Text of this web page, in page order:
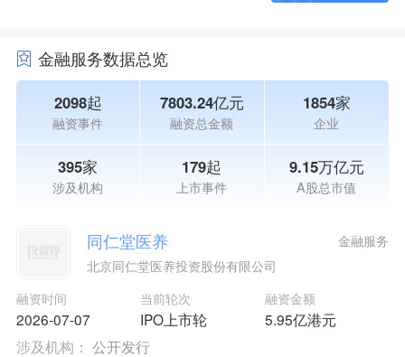
金融服务数据总览
2098起
融资事件
7803.24亿元
融资总金额
1854家
企业
395家
涉及机构
179起
上市事件
9.15万亿元
A股总市值
同仁堂医养
北京同仁堂医养投资股份有限公司
融资时间
2026-07-07
当前轮次
IPO上市轮
融资金额
5.95亿港元
金融服务
涉及机构： 公开发行